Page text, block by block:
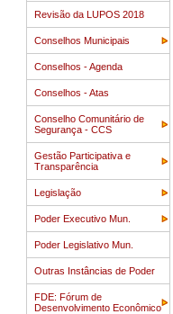
Revisão da LUPOS 2018
Conselhos Municipais
Conselhos - Agenda
Conselhos - Atas
Conselho Comunitário de
Segurança - CCS
Gestão Participativa e
Transparência
Legislação
Poder Executivo Mun.
Poder Legislativo Mun.
Outras Instâncias de Poder
FDE: Fórum de
Desenvolvimento Econômico